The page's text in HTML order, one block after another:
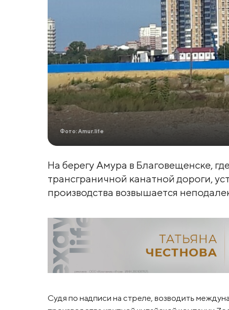
Фото: Amur.life
На берегу Амура в Благовещенске,
трансграничной канатной дороги,
производства возвышается
Судя по надписи на стреле, возводить